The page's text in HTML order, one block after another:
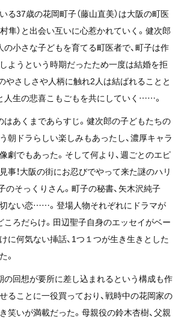
る37歳の花岡町子（藤山直美）は大阪の町医
隼）と出会い互いに心惹かれていく。健次郎
小さな子どもを育てる町医者で、町子は作
ようという時期だったため一度は結婚を拒
やさしさや人柄に触れ2人は結ばれることと
人生の悲喜こもごもを共にしていく……。
はあくまであらすじ。健次郎の子どもたちの
朝ドラらしい楽しみもあったし、濃厚キャラ
劇でもあった。そして何より、週ごとのエピ
事！大阪の街にお忍びでやって来た謎のハリ
のそっくりさん。町子の秘書、矢木沢純子
切ない恋……。登場人物それぞれにドラマが
ころだらけ。田辺聖子自身のエッセイがベー
に何気ない挿話、1つ１つが生き生きとした
。
の回想が要所に差し込まれるという構成も作
ることに一役買っており、戦時中の花岡家の
笑いが満載だった。母親役の鈴木杏樹、父親